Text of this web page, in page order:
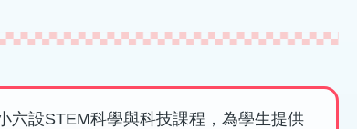
六設STEM科學與科技課程，為學生提供